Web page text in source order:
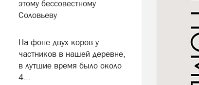
этому бессовестному
Соловьеву
На фоне двух коров у
частников в нашей деревне,
в лутшие время было около
4...